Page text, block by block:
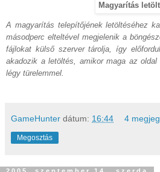
Magyarítás
A magyarítás telepítőjének letöltéséhez
másodperc elteltével megjelenik a
fájlokat külső szerver tárolja, így
akadozik a letöltés, amikor maga az oldal
légy türelemmel.
GameHunter dátum: 16:44 4
Megosztás